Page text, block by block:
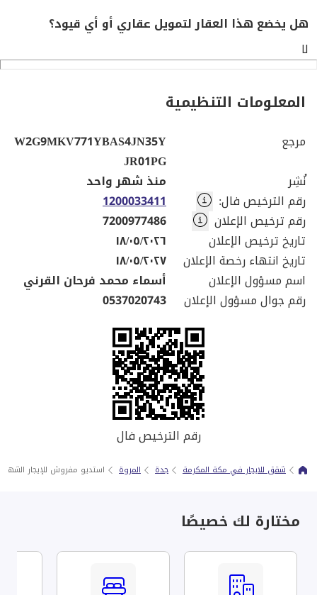
هل يخضع هذا العقار لتمويل عقاري أو أي قيود؟
لا
المعلومات التنظيمية
مرجع
W2G9MKV771YBAS4JN35Y
JR01PG
نُشِر
منذ شهر واحد
رقم الترخيص فال:
1200033411
رقم ترخيص الإعلان
7200977486
تاريخ ترخيص الإعلان
١٨/٠٥/٢٠٢٦
تاريخ انتهاء رخصة الإعلان
١٨/٠٥/٢٠٢٧
اسم مسؤول الإعلان
أسماء محمد فرحان القرني
رقم جوال مسؤول الإعلان
0537020743
رقم الترخيص فال
شقق للايجار في مكة المكرمة جدة المروة استديو مفروش للإيجار
مختارة لك خصيصًا